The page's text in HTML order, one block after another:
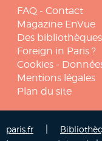
FAQ - Contact
Magazine EnVue
Des
Foreign in Paris ?
Cookies -
Mentions légales
Plan du site
paris.fr